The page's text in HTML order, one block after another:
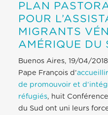
PLAN
POUR
MIGRANTS
AMÉRIQUE DU
Buenos Aires, 19/04/
Pape François d’
de promouvoir et
réfugiés, huit
du Sud ont uni leurs